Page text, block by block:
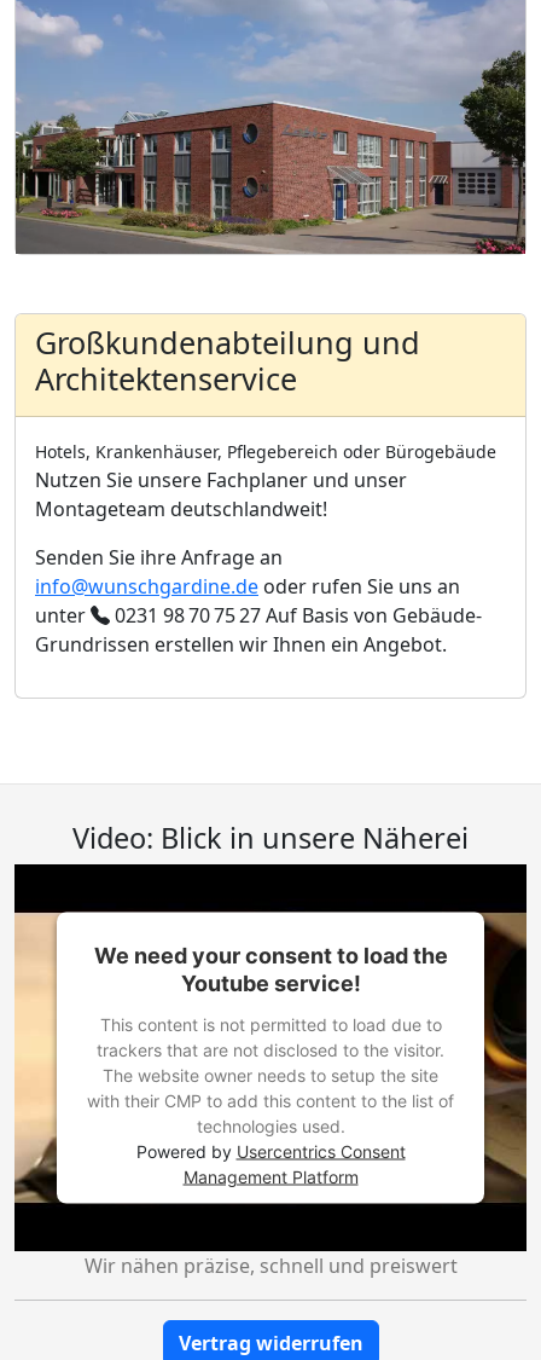
Großkundenabteilung und
Architektenservice
Hotels, Krankenhäuser, Pflegebereich oder Bürogebäude
Nutzen Sie unsere Fachplaner und unser
Montageteam deutschlandweit!
Senden Sie ihre Anfrage an
info@wunschgardine.de oder rufen Sie uns an
unter
0231 98 70 75 27Auf Basis von Gebäude-
Grundrissen erstellen wir Ihnen ein Angebot.
Video: Blick in unsere Näherei
We need your consent to load the
Youtube service!
This content is not permitted to load due to
trackers that are not disclosed to the visitor.
The website owner needs to setup the site
with their CMP to add this content to the list of
technologies used.
Powered by Usercentrics Consent
Management Platform
Wir nähen präzise, schnell und preiswert
Vertrag widerrufen